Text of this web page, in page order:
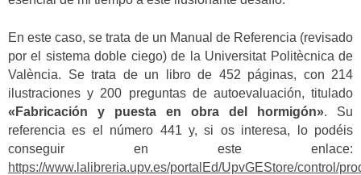
En este caso, se trata de un Manual de Referencia (revisado
por el sistema doble ciego) de la Universitat Politècnica de
València. Se trata de un libro de 452 páginas, con 214
ilustraciones y 200 preguntas de autoevaluación, titulado
«Fabricación y puesta en obra del hormigón». Su
referencia es el número 441 y, si os interesa, lo podéis
conseguir en este enlace:
https://www.lalibreria.upv.es/portalEd/UpvGEStore/control/